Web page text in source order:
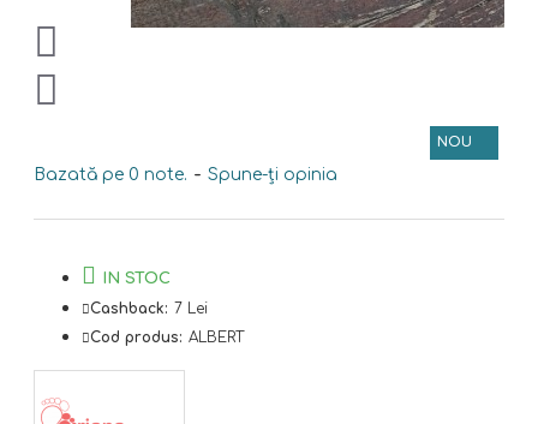
NOU
Bazată pe 0 note. - Spune-ţi opinia
IN STOC
Cashback: 7 Lei
Cod produs: ALBERT